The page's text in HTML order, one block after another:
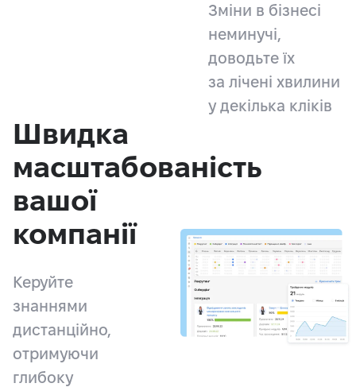
Зміни в бізнесі
неминучі,
доводьте їх
за лічені хвилини
у декілька кліків
Швидка
масштабованість
вашої
компанії
Керуйте
знаннями
дистанційно,
отримуючи
глибоку